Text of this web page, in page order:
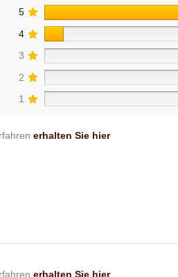
5
4
3
2
1
erhalten Sie hier
erhalten Sie hier